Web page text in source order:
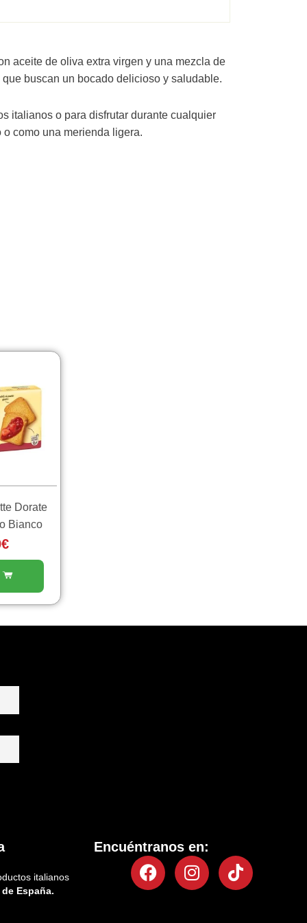
aceite de oliva extra virgen y una mezcla de
buscan un bocado delicioso y saludable.
italianos o para disfrutar durante cualquier
como una merienda ligera.
Dorate
Bianco
€
italianos
España.
Encuéntranos en:
FacebookInstagram
Tiktok